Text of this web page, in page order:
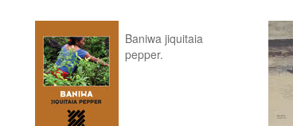
Baniwa jiquitaia
pepper.